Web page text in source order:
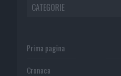
CATEGORIE
Prima pagina
Cronaca